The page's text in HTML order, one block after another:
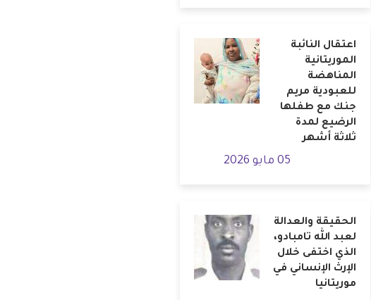
اعتقال النائبة
الموريتانية
المناهضة
للعبودية مريم
جنك مع طفلها
الرضيع لمدة
ثلاثة أشهر
05 مايو 2026
الحقيقة والعدالة
لعبد الله تامبادو،
الذي اختفى خلال
الإرث الإنساني في
موريتانيا